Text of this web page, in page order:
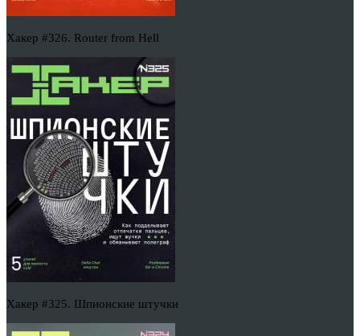
Хакер #326. Router from Hell
Хакер #325. Шпионские штучки